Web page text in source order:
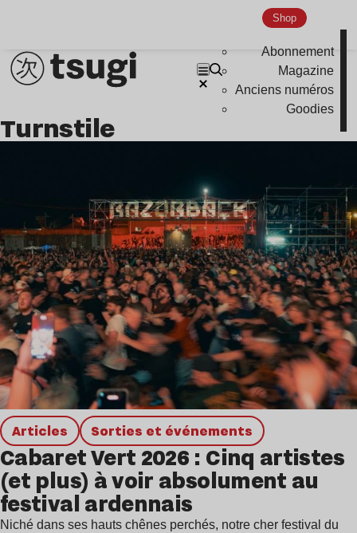
Shop
Abonnement
Magazine
Anciens numéros
Goodies
Turnstile
Articles Sorties et événements
Cabaret Vert 2026 : Cinq artistes
(et plus) à voir absolument au
festival ardennais
Niché dans ses hauts chênes perchés, notre cher festival du